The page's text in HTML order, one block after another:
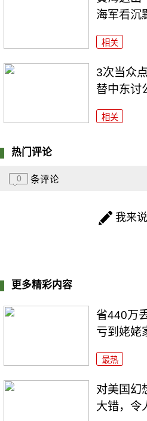
海军看沉
相关
3次当众
替中东讨
相关
热门评论
0 条评论
我来
更多精彩内容
省440万
亏到姥姥
最热
对美国幻
大错，令